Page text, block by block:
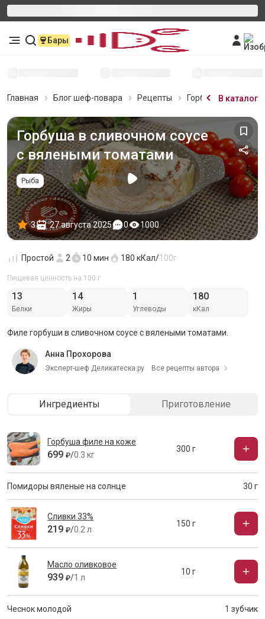
Бары
Главная Блог шеф-повара Рецепты Горбуша вВ каталог
Горбуша в сливочном соусе
с вялеными томатами
Рыба
3 27 августа 2025 0 1000
Простой 2 10 мин 180 кКал/100г
Пищевая ценность на 100 г
13
Белки
14
Жиры
1
Углеводы
180
кКал
Филе горбуши в сливочном соусе с вялеными томатами.
Анна Прохорова
Эксперт-шеф Деликатеска.ру Все рецепты автора
Ингредиенты Приготовление
Горбуша филе на коже
699 ₽/0.3 кг
300 г
Помидоры вяленые на солнце 30 г
Сливки 33%
219 ₽/0.2 л
150 г
Масло оливковое
939 ₽/1 л
10 г
Чеснок молодой 1 зубчик